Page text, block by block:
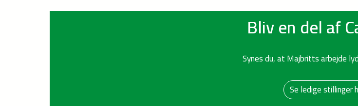
Bliv en del af
Synes du, at Majbritts arbejde
Se ledige stillinger